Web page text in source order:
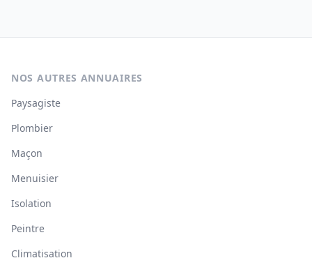
NOS AUTRES ANNUAIRES
Paysagiste
Plombier
Maçon
Menuisier
Isolation
Peintre
Climatisation